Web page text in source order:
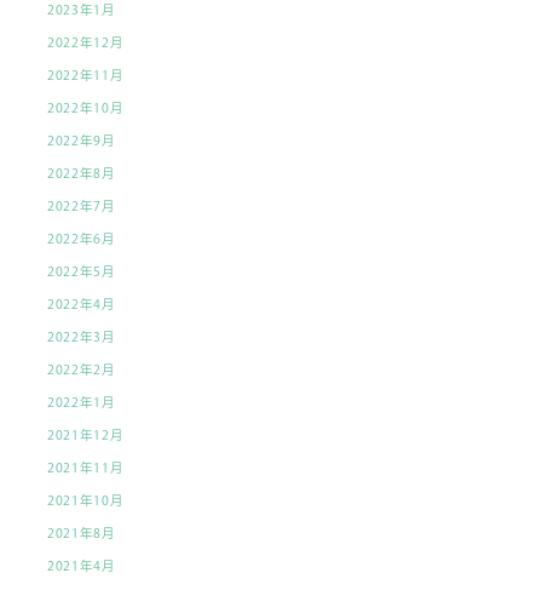
2023年1月
2022年12月
2022年11月
2022年10月
2022年9月
2022年8月
2022年7月
2022年6月
2022年5月
2022年4月
2022年3月
2022年2月
2022年1月
2021年12月
2021年11月
2021年10月
2021年8月
2021年4月